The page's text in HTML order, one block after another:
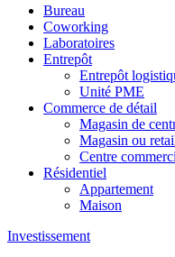
Bureau
Coworking
Laboratoires
Entrepôt
Entrepôt
Unité PME
Commerce de détail
Magasin de
Magasin ou
Centre
Résidentiel
Appartement
Maison
Investissement